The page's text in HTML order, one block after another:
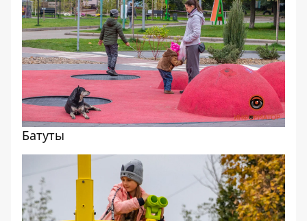
Батуты